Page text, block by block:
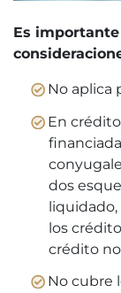
Es
No aplica
En
dos
liquidado,
los
crédito
No cubre